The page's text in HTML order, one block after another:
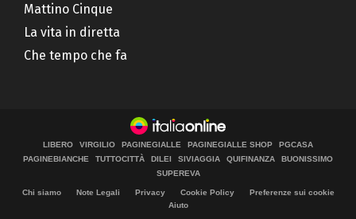
Mattino Cinque
La vita in diretta
Che tempo che fa
LIBERO VIRGILIO PAGINEGIALLE PAGINEGIALLE SHOP
PGCASA
PAGINEBIANCHE
TUTTOCITTÀ DILEI SIVIAGGIA QUIFINANZA
BUONISSIMO
SUPEREVA
Chi siamo Note Legali Privacy Cookie Policy
Preferenze sui cookie
Aiuto